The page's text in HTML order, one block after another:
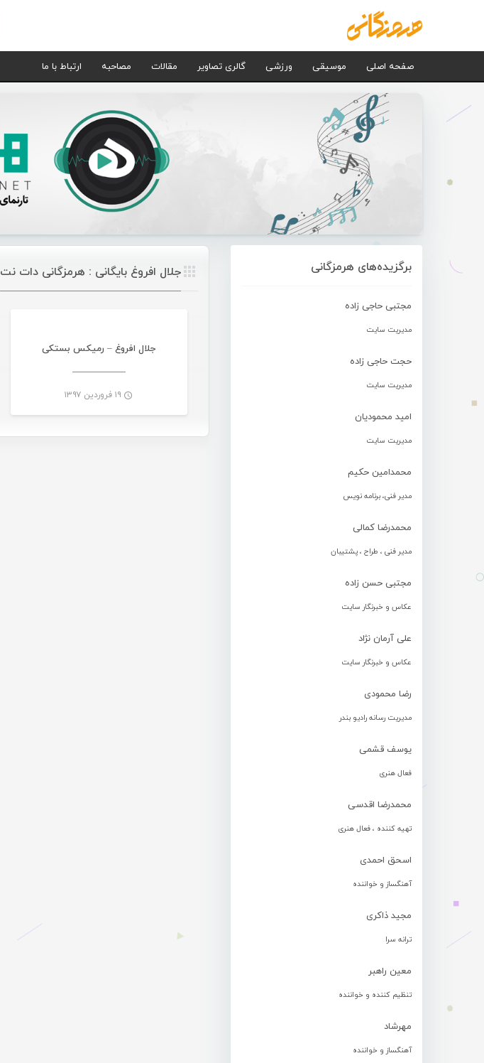
صفحه اصلی موسیقی ورزشی گالری تصاویر مقالات مصاحبه ارتباط با ما
برگزیده‌های هرمزگانی
مجتبی حاجی زاده
مدیریت سایت
حجت حاجی زاده
مدیریت سایت
امید محمودیان
مدیریت سایت
محمدامین حکیم
مدیر فنی، برنامه نویس
محمدرضا کمالی
مدیر فنی ، طراح ، پشتیبان
مجتبی حسن زاده
عکاس و خبرنگار سایت
علی آرمان نژاد
عکاس و خبرنگار سایت
رضا محمودی
مدیریت رسانه رادیو بندر
یوسف قشمی
فعال هنری
محمدرضا اقدسی
تهیه کننده ، فعال هنری
اسحق احمدی
آهنگساز و خواننده
مجید ذاکری
ترانه سرا
معین راهبر
تنظیم کننده و خواننده
مهرشاد
آهنگساز و خواننده
جلال افروغ بایگانی : هرمزگانی دات نت
جلال افروغ – رمیکس بستکی
۱۹ فروردین ۱۳۹۷